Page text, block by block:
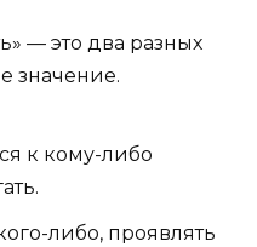
— это два разных
значение.
к кому-либо
либо, проявлять